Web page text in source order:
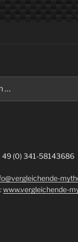
49 (0) 341-58143686
www.vergleichende-